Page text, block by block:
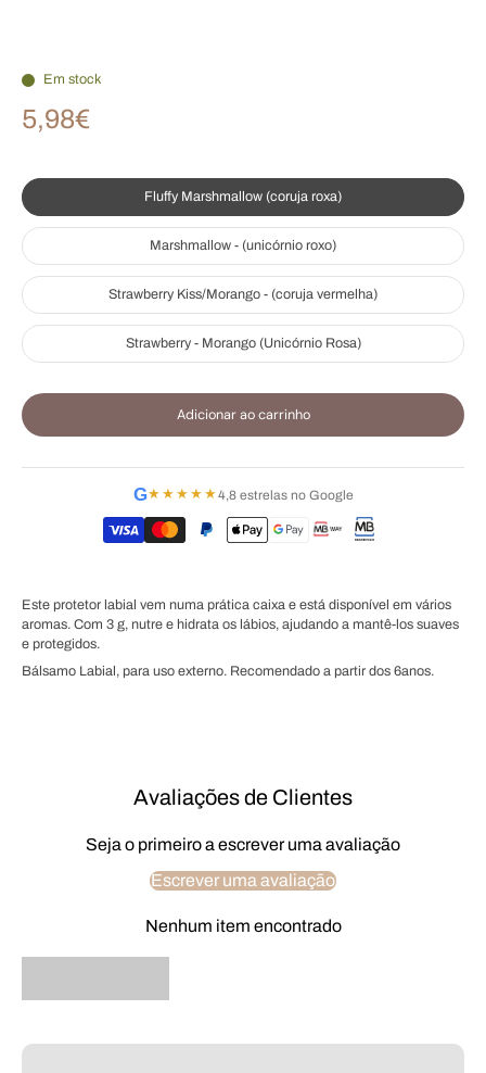
Em stock
5,98€
Fluffy Marshmallow (coruja roxa)
Marshmallow - (unicórnio roxo)
Strawberry Kiss/Morango - (coruja vermelha)
Strawberry - Morango (Unicórnio Rosa)
Adicionar ao carrinho
G★★★★★4,8 estrelas no Google
Este protetor labial vem numa prática caixa e está disponível em vários
aromas. Com 3 g, nutre e hidrata os lábios, ajudando a mantê-los suaves
e protegidos.
Bálsamo Labial, para uso externo. Recomendado a partir dos 6anos.
Avaliações de Clientes
Seja o primeiro a escrever uma avaliação
Escrever uma avaliação
Nenhum item encontrado